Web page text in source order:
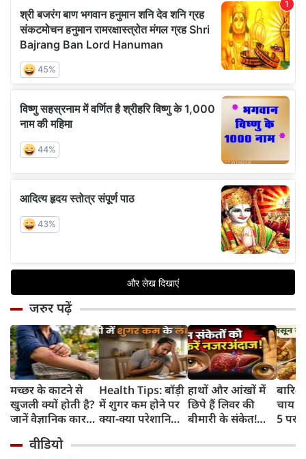
जरुर पढ़ें
मच्छर के काटने से
खुजली क्यों होती है?
जानें वैज्ञानिक कारण
Health Tips: बॉड़ी
में शुगर कम होने पर
क्या-क्या परेशानियां
बातें
हाथों और आंखों में
छिपे हैं लिवर की
बीमारी के संकेत!
नजरअंदाज
चाय
5
वीडियो